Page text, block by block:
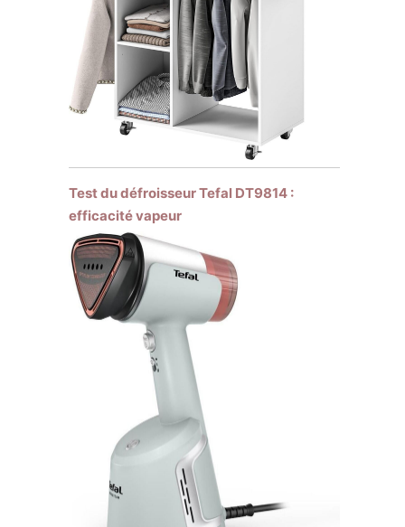
Test du défroisseur Tefal DT9814 :
efficacité vapeur